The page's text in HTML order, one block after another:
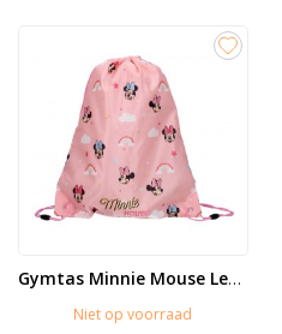
Gymtas Minnie Mouse Let's...
Niet op voorraad